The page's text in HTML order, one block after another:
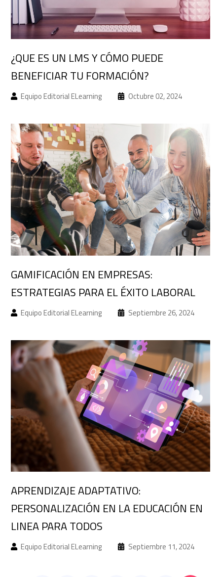
¿QUE ES UN LMS Y CÓMO PUEDE
BENEFICIAR TU FORMACIÓN?
Equipo Editorial ELearning Octubre 02, 2024
GAMIFICACIÓN EN EMPRESAS:
ESTRATEGIAS PARA EL ÉXITO LABORAL
Equipo Editorial ELearning Septiembre 26, 2024
APRENDIZAJE ADAPTATIVO:
PERSONALIZACIÓN EN LA EDUCACIÓN EN
LINEA PARA TODOS
Equipo Editorial ELearning Septiembre 11, 2024